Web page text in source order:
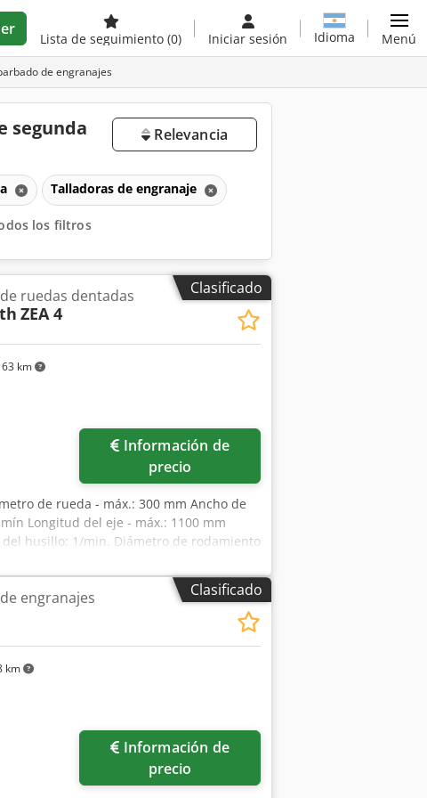
Lista de seguimiento (0) Iniciar sesión Idioma Menú
de engranajes
segunda
Relevancia
Talladoras de engranaje
los filtros
Clasificado
Pedir más fotos
km
ruedas dentadas
ZEA 4
precio
de rueda - máx.: 300 mm Ancho de
Longitud del eje - máx.: 1100 mm
husillo: 1/min. Diámetro de rodamiento
husillo: 120 mm Recorrido de
L x A x H: 1200 x 1450 x 2250 mm
Clasificado
km
engranajes
precio